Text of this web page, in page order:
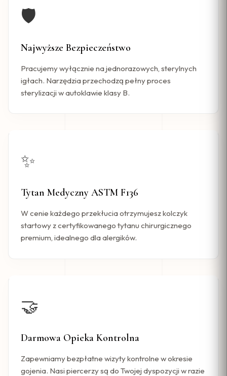
🛡️
Najwyższe Bezpieczeństwo
Pracujemy wyłącznie na jednorazowych, sterylnych
igłach. Narzędzia przechodzą pełny proces
sterylizacji w autoklawie klasy B.
✨
Tytan Medyczny ASTM F136
W cenie każdego przekłucia otrzymujesz kolczyk
startowy z certyfikowanego tytanu chirurgicznego
premium, idealnego dla alergików.
🤝
Darmowa Opieka Kontrolna
Zapewniamy bezpłatne wizyty kontrolne w okresie
gojenia. Nasi piercerzy są do Twojej dyspozycji w razie